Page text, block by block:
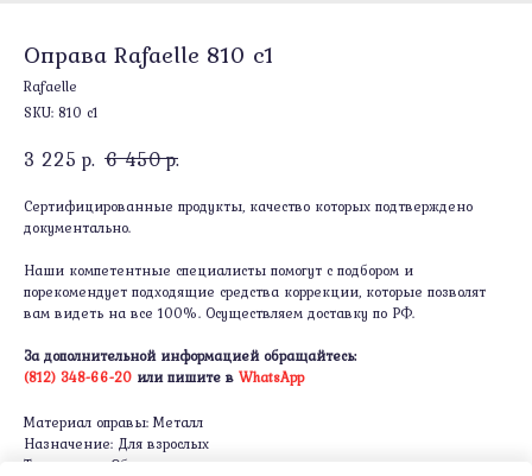
Оправа Rafaelle 810 c1
Rafaelle
SKU: 810 c1
3 225 р. 6 450р.
Сертифицированные продукты, качество которых подтверждено
документально.
Наши компетентные специалисты помогут с подбором и
порекомендует подходящие средства коррекции, которые позволят
вам видеть на все 100%. Осуществляем доставку по РФ.
За дополнительной информацией обращайтесь:
(812) 348-66-20 или пишите в WhatsApp
Материал оправы: Металл
Назначение: Для взрослых
Тип оправы: Ободковая